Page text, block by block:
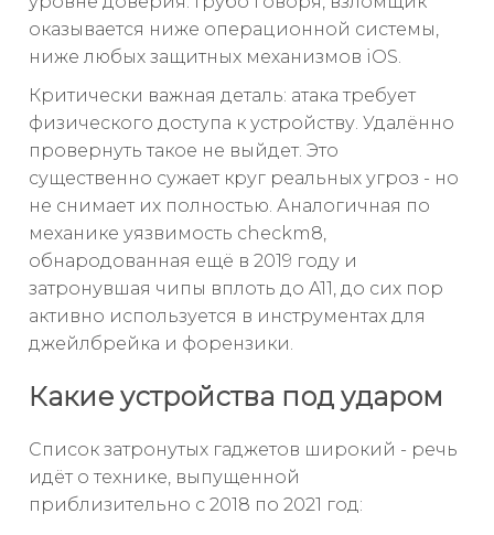
оказывается ниже операционной системы,
ниже любых защитных механизмов iOS.
Критически важная деталь: атака требует
физического доступа к устройству. Удалённо
провернуть такое не выйдет. Это
существенно сужает круг реальных угроз - но
не снимает их полностью. Аналогичная по
механике уязвимость checkm8,
обнародованная ещё в 2019 году и
затронувшая чипы вплоть до A11, до сих пор
активно используется в инструментах для
джейлбрейка и форензики.
Какие устройства под ударом
Список затронутых гаджетов широкий - речь
идёт о технике, выпущенной
приблизительно с 2018 по 2021 год: